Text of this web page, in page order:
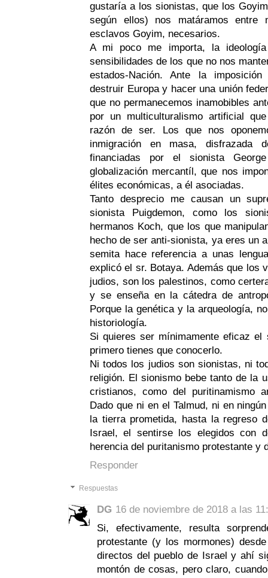
gustaría a los sionistas, que los
según ellos) nos matáramos entre
esclavos Goyim, necesarios.
A mi poco me importa, la
sensibilidades de los que no nos
estados-Nación. Ante la
destruir Europa y hacer una unión
que no permanecemos inamobibles
por un multiculturalismo artificial
razón de ser. Los que nos
inmigración en masa, disfrazada
financiadas por el sionista
globalización mercantíl, que nos
élites económicas, a él asociadas.
Tanto desprecio me causan un
sionista Puigdemon, como los
hermanos Koch, que los que
hecho de ser anti-sionista, ya eres un
semita hace referencia a unas
explicó el sr. Botaya. Además que los
judios, son los palestinos, como
y se enseña en la cátedra de
Porque la genética y la arqueología,
historiología.
Si quieres ser mínimamente eficaz el
primero tienes que conocerlo.
Ni todos los judios son sionistas, ni
religión. El sionismo bebe tanto de la
cristianos, como del puritinamismo
Dado que ni en el Talmud, ni en
la tierra prometida, hasta la regreso
Israel, el sentirse los elegidos con
herencia del puritanismo protestante y
Responder
Respuestas
DG 16 de noviembre de 2018 a las
Si, efectivamente, resulta
protestante (y los mormones)
directos del pueblo de Israel y ahí
montón de cosas, pero claro,